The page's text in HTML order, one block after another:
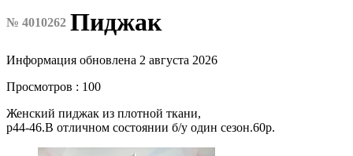
№ 4010262 Пиджак
Информация обновлена 2 августа 2026
Просмотров : 100
Женский пиджак из плотной ткани,
р44-46.В отличном состоянии б/у один сезон.60р.